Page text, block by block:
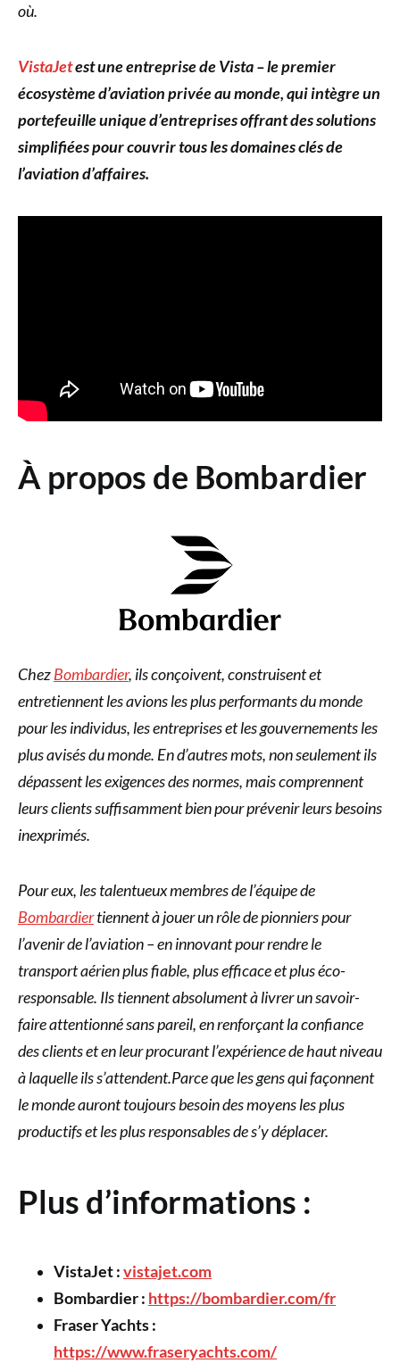
où.
VistaJetest une entreprise de Vista – le premier
écosystème d’aviation privée au monde, qui intègre un
portefeuille unique d’entreprises offrant des solutions
simplifiées pour couvrir tous les domaines clés de
l’aviation d’affaires.
À propos de Bombardier
ChezBombardier, ils conçoivent, construisent et
entretiennent les avions les plus performants du monde
pour les individus, les entreprises et les gouvernements les
plus avisés du monde. En d’autres mots, non seulement ils
dépassent les exigences des normes, mais comprennent
leurs clients suffisamment bien pour prévenir leurs besoins
inexprimés.
Pour eux, les talentueux membres de l’équipe de
Bombardiertiennent à jouer un rôle de pionniers pour
l’avenir de l’aviation – en innovant pour rendre le
transport aérien plus fiable, plus efficace et plus éco-
responsable. Ils tiennent absolument à livrer un savoir-
faire attentionné sans pareil, en renforçant la confiance
des clients et en leur procurant l’expérience de haut niveau
à laquelle ils s’attendent.Parce que les gens qui façonnent
le monde auront toujours besoin des moyens les plus
productifs et les plus responsables de s’y déplacer.
Plus d’informations :
VistaJet :vistajet.com
Bombardier : https://bombardier.com/fr
Fraser Yachts :
https://www.fraseryachts.com/